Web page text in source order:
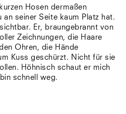
Hosen dermaßen
an seiner Seite kaum Platz hat.
Er, braungebrannt von
Zeichnungen, die Haare
Ohren, die Hände
Kuss geschürzt. Nicht für sie
Höhnisch schaut er mich
schnell weg.